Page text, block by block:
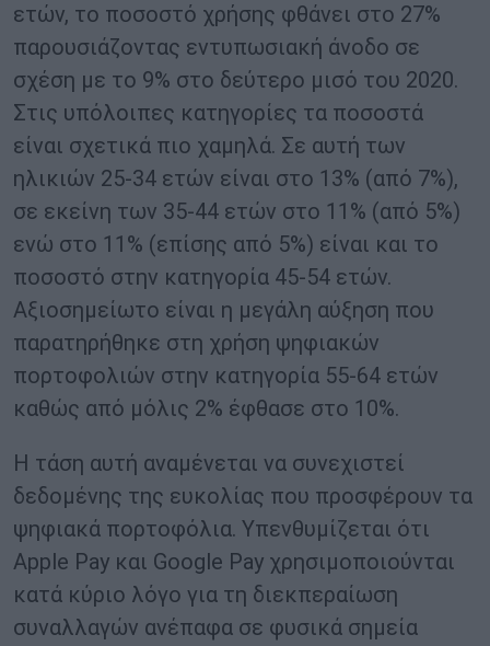
ετών, το ποσοστό χρήσης φθάνει στο 27%
παρουσιάζοντας εντυπωσιακή άνοδο σε
σχέση με το 9% στο δεύτερο μισό του 2020.
Στις υπόλοιπες κατηγορίες τα ποσοστά
είναι σχετικά πιο χαμηλά. Σε αυτή των
ηλικιών 25-34 ετών είναι στο 13% (από 7%),
σε εκείνη των 35-44 ετών στο 11% (από 5%)
ενώ στο 11% (επίσης από 5%) είναι και το
ποσοστό στην κατηγορία 45-54 ετών.
Αξιοσημείωτο είναι η μεγάλη αύξηση που
παρατηρήθηκε στη χρήση ψηφιακών
πορτοφολιών στην κατηγορία 55-64 ετών
καθώς από μόλις 2% έφθασε στο 10%.
Η τάση αυτή αναμένεται να συνεχιστεί
δεδομένης της ευκολίας που προσφέρουν τα
ψηφιακά πορτοφόλια. Υπενθυμίζεται ότι
Apple Pay και Google Pay χρησιμοποιούνται
κατά κύριο λόγο για τη διεκπεραίωση
συναλλαγών ανέπαφα σε φυσικά σημεία